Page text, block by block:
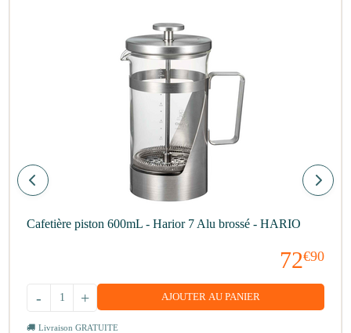
Cafetière piston 600mL - Harior 7 Alu brossé - HARIO
72€90
+
- AJOUTER AU PANIER
Livraison GRATUITE